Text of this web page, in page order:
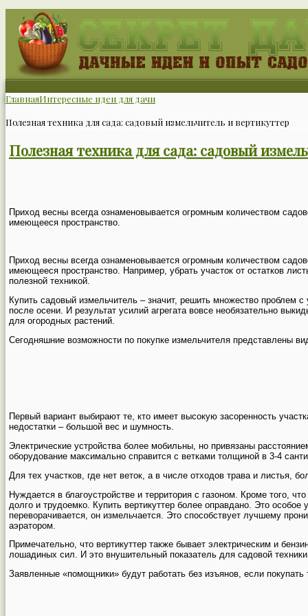
ГлавнаяИнтересные идеи для дачи
Полезная техника для сада: садовый измельчитель и вертикуттер
Полезная техника для сада: садовый
Приход весны всегда ознаменовывается огромным количеством
имеющееся пространство.
Приход весны всегда ознаменовывается огромным количеством
имеющееся пространство. Например, убрать участок от остатков
полезной техникой.
Купить садовый измельчитель – значит, решить множество проблем
после осени. И результат усилий агрегата вовсе необязательно
для огородных растений.
Сегодняшние возможности по покупке измельчителя представлены
Первый вариант выбирают те, кто имеет высокую засоренность
недостатки – большой вес и шумность.
Электрические устройства более мобильны, но привязаны
оборудование максимально справится с ветками толщиной в 3-4
Для тех участков, где нет веток, а в числе отходов трава и листья,
Нуждается в благоустройстве и территория с газоном. Кроме того,
долго и трудоемко. Купить вертикуттер более оправдано. Это
переворачивается, он измельчается. Это способствует лучшему
аэратором.
Примечательно, что вертикуттер также бывает электрическим и
лошадиных сил. И это внушительный показатель для садовой
Заявленные «помощники» будут работать без изъянов, если покупать